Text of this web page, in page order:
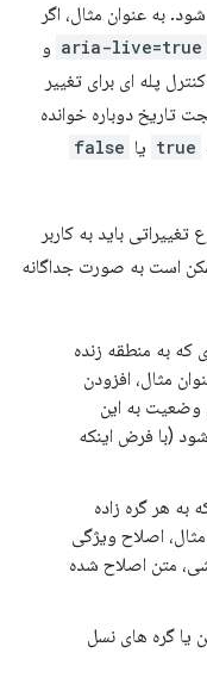
به عنوان مثال، اگر
aria-live=true و
پله ای برای تغییر
تاریخ دوباره خوانده
true یا false
باید به کاربر
است به صورت جداگانه
که به منطقه زنده
مثال، افزودن
وضعیت به این
(با فرض اینکه
به هر گره زاده
اصلاح ویژگی
متن اصلاح شده
یا گره های نسل